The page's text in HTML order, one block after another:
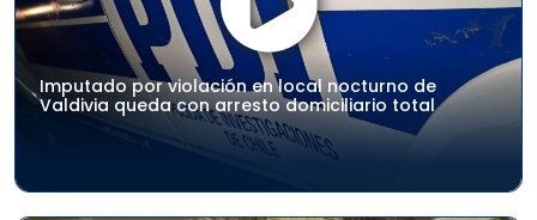
Imputado por violación en local nocturno de
Valdivia queda con arresto domiciliario total